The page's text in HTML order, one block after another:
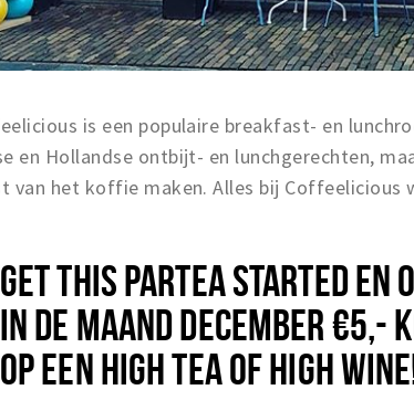
is een populaire breakfast- en
en Hollandse ontbijt- en lunchgerechten,
van het koffie maken. Alles bij Coffeelicious
GET THIS PARTEA STARTED EN
IN DE MAAND DECEMBER €5,-
OP EEN HIGH TEA OF HIGH